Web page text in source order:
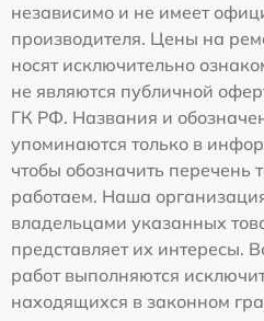
независимо и не имеет
производителя. Цены на
носят исключительно
не являются публичной
ГК РФ. Названия и
упоминаются только в
чтобы обозначить перечень
работаем. Наша
владельцами указанных
представляет их интересы.
работ выполняются
находящихся в законном